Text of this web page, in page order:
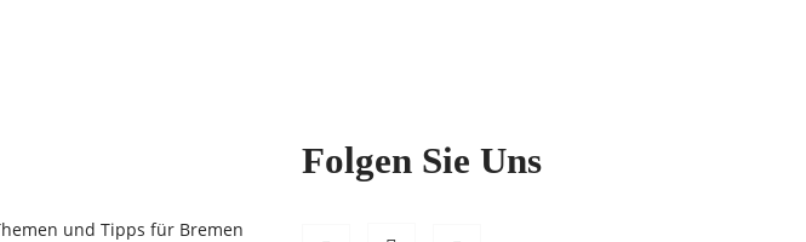
und Tipps für Bremen
Folgen Sie Uns